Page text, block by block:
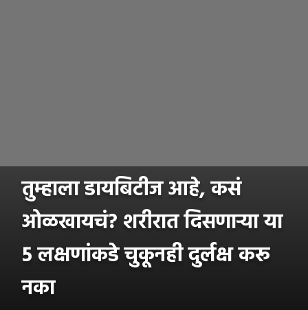
तुम्हाला डायबिटीज आहे, कसं
ओळखायचं? शरीरात दिसणाऱ्या या
5 लक्षणांकडे चुकूनही दुर्लक्ष करू
नका